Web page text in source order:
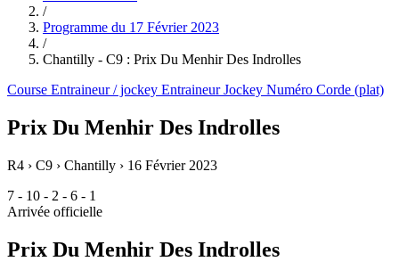
/
Programme du 17 Février 2023
/
Chantilly - C9 : Prix Du Menhir Des Indrolles
Course Entraineur / jockey EntraineurJockey Numéro Corde (plat)
Prix Du Menhir Des Indrolles
R4 › C9 › Chantilly › 16 Février 2023
7 - 10 - 2 - 6 - 1
Arrivée officielle
Prix Du Menhir Des Indrolles